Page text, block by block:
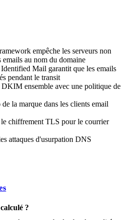
empêche les serveurs non
emails au nom du domaine
Mail garantit que les emails
pendant le transit
ensemble avec une politique de
la marque dans les clients email
chiffrement TLS pour le courrier
attaques d'usurpation DNS
?